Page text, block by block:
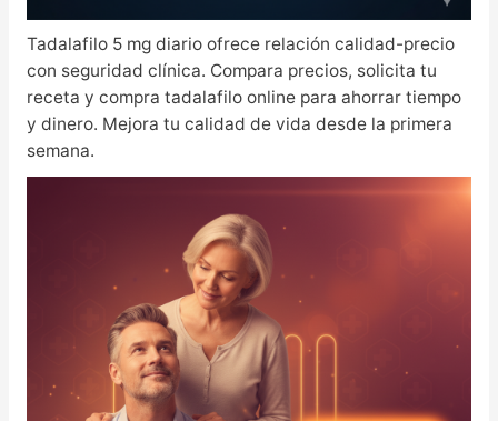
Tadalafilo 5 mg diario ofrece relación calidad-precio
con seguridad clínica. Compara precios, solicita tu
receta y compra tadalafilo online para ahorrar tiempo
y dinero. Mejora tu calidad de vida desde la primera
semana.